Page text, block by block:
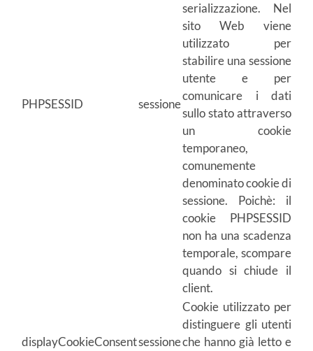
PHPSESSID sessione
serializzazione. Nel
sito Web viene
utilizzato per
stabilire una sessione
utente e per
comunicare i dati
sullo stato attraverso
un cookie
temporaneo,
comunemente
denominato cookie di
sessione. Poichè: il
cookie PHPSESSID
non ha una scadenza
temporale, scompare
quando si chiude il
client.
displayCookieConsentsessione
Cookie utilizzato per
distinguere gli utenti
che hanno già letto e